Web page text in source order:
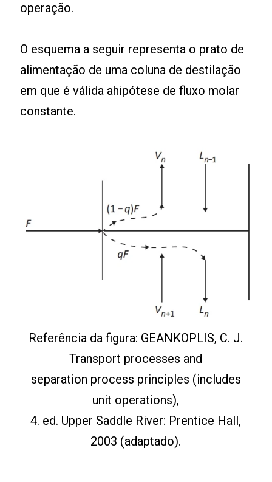
operação.
O esquema a seguir representa o prato de
alimentação de uma coluna de destilação
em que é válida ahipótese de fluxo molar
constante.
Referência da figura: GEANKOPLIS, C. J.
Transport processes and
separation process principles (includes
unit operations),
4. ed. Upper Saddle River: Prentice Hall,
2003 (adaptado).